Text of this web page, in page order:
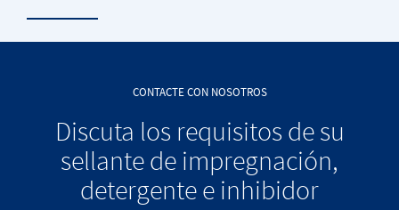
CONTACTE CON NOSOTROS
Discuta los requisitos de su
sellante de impregnación,
detergente e inhibidor